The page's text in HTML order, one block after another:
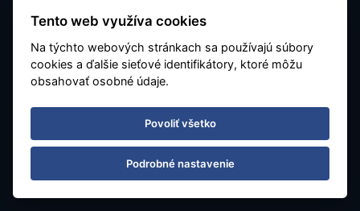
Exotika
Kontakt
Poznávacie
Nastavenie cookies
Tento web využíva cookies
Na týchto webových stránkach sa používajú súbory
cookies a ďalšie sieťové identifikátory, ktoré môžu
obsahovať osobné údaje.
Povoliť všetko
Podrobné nastavenie